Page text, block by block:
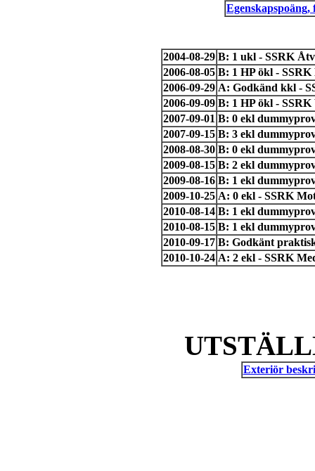
2004-08-29 B: 1 ukl - SSRK
2006-08-05 B: 1 HP ökl -
2006-09-29 A: Godkänd kkl -
2006-09-09 B: 1 HP ökl - SSRK
2007-09-01 B: 0 ekl
2007-09-15 B: 3 ekl
2008-08-30 B: 0 ekl
2009-08-15 B: 2 ekl
2009-08-16 B: 1 ekl
2009-10-25 A: 0 ekl - SSRK
2010-08-14 B: 1 ekl
2010-08-15 B: 1 ekl
2010-09-17 B: Godkänt
2010-10-24 A: 2 ekl - SSRK
Exteriör